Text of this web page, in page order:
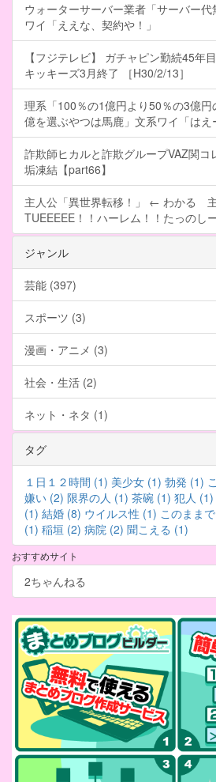
ウォーターサーバー業者「サーバー代
ワイ「ええな、契約や！」
【フジテレビ】 ガチャピン勤続45
キッキーズ3月終了 ［H30/2/13］
理系「100％の1億円より50％の3億円
億を選ぶやつは馬鹿」文系ワイ「はえ
詐欺師ヒカルと詐欺グループVAZ関コ
垢凍結【part66】
主人公「異世界転移！」 ← わかる
TUEEEEE！！ハーレム！！たっのし
ジャンル
芸能 (397)
スポーツ (3)
漫画・アニメ (3)
社会・生活 (2)
ネット・ネタ (1)
タグ
１日１２時間 (1) 美少女 (1) 勃発 (1)
嫌い (2) 限界の人 (1) 茶碗 (1) 犯人 (1)
(1) 結婚 (8) ウイルス性 (1) このまま
(1) 稲垣 (2) 病院 (2) 聞こえる (1)
おすすめサイト
2ちゃんねる